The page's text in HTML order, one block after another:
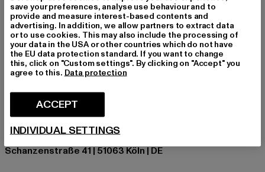
svedebånd, Broderede lufthuller
Mærke: K1X
Kategori: Hüte & Mützen
Farve: blau
Producentens farve: blue
Materialesammensætning: 100% Bomuld
Art.nr: 7001183-00064
agentur@urbanstylesagency.com
Schanzenstraße 41 | 51063 Köln | DE
save your preferences, analyse use behaviour and to
provide and measure interest-based contents and
advertising. In addition, we allow partners to extract data
or to use cookies. This may also include the processing of
your data in the USA or other countries which do not have
the EU data protection standard. If you want to change
this, click on "Custom settings". By clicking on "Accept" you
agree to this. Data protection
ACCEPT
INDIVIDUAL SETTINGS